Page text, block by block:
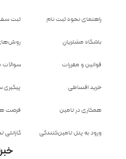
راهنمای نحوه ثبت نام
باشگاه مشتریان
قوانین و مقررات
خرید اقساطی
همکاری در تامین
ورود به پنل تامین‌کنندگی
ثبت
روش‌های
سوالات
فرصت